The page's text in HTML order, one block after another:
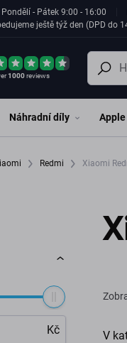
Pondělí - Pátek 9:00 - 16:00
ještě týž den (DPD do
1000reviews
Náhradní díly
Redmi Xiaomi
Kč V